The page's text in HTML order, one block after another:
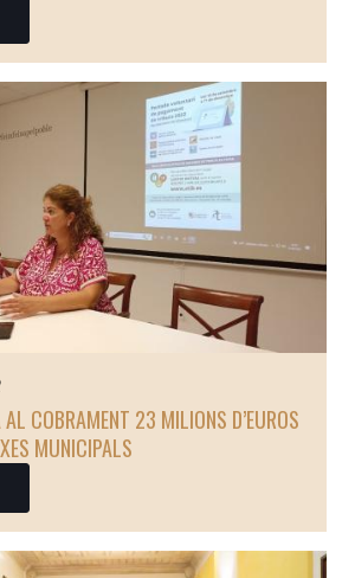
COBRAMENT 23 MILIONS D’EUROS
MUNICIPALS